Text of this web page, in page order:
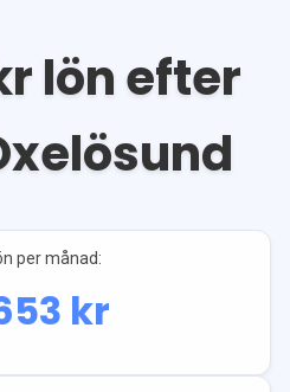
lön efter
per månad:
kr